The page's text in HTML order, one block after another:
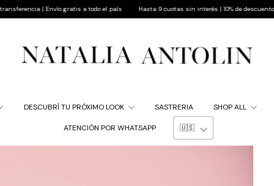
gratis a todo el país Hasta 9 cuotas sin interés | 10% de descuento pagando
DESCUBRÍ TU PRÓXIMO LOOK SASTRERIA SHOP ALL
ATENCIÓN POR WHATSAPP